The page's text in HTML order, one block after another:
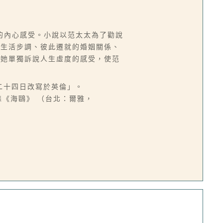
心感受。小說以范太太為了勸說
活步調、彼此遷就的婚姻關係、
單獨訴說人生虛度的感受，使范
四日改寫於英倫」。
海鷗》 （台北：爾雅，